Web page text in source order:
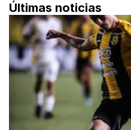
Últimas noticias